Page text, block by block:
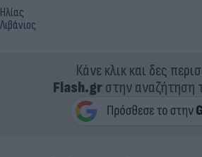
Ηλίας
Λιβάνιος
Κάνε κλικ και δες
Flash.grστην αναζήτηση